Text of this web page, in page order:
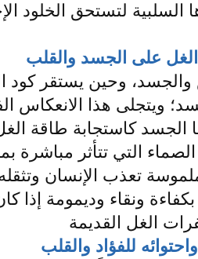
السلبية لتستحق الخلود
الغل على الجسد والقلب
والجسد، وحين يستقر
ويتجلى هذا الانعكاس
كاستجابة طاقة
التي تتأثر مباشرة
تعذب الإنسان وتثقله
ونقاء وديمومة إذا
الغل القديمة
للفؤاد والقلب